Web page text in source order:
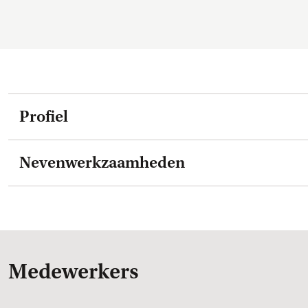
Profiel
Nevenwerkzaamheden
Medewerkers